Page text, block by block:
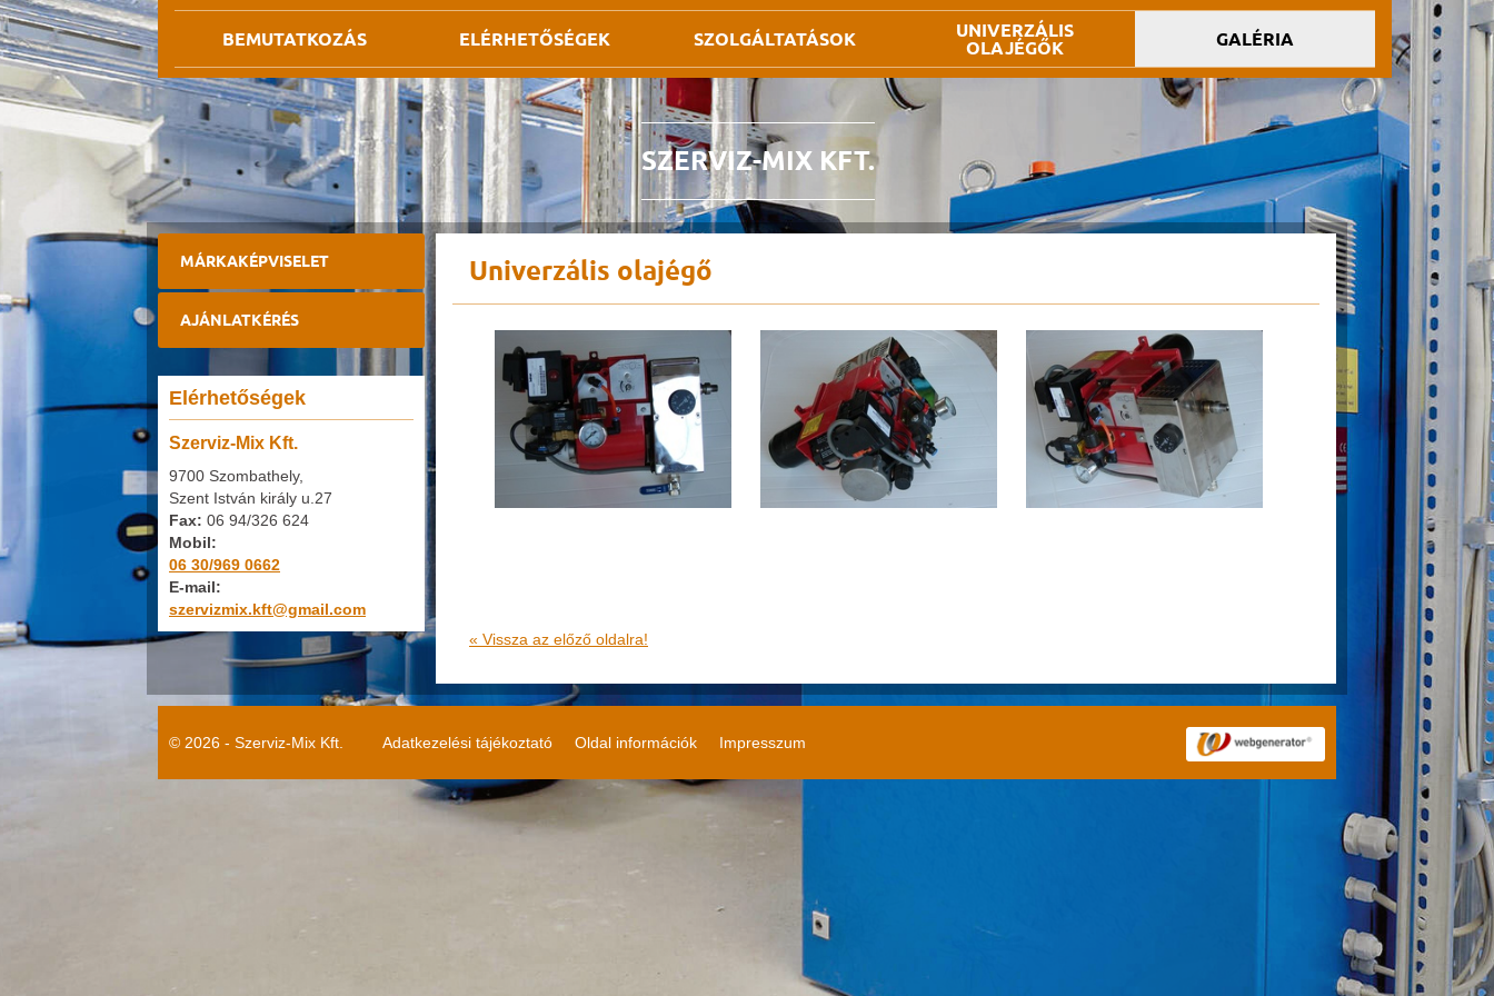
BEMUTATKOZÁS ELÉRHETŐSÉGEK SZOLGÁLTATÁSOK
UNIVERZÁLIS
OLAJÉGŐK
GALÉRIA
SZERVIZ-MIX KFT.
MÁRKAKÉPVISELET
AJÁNLATKÉRÉS
Elérhetőségek
Szerviz-Mix Kft.
9700 Szombathely,
Szent István király u.27
Fax: 06 94/326 624
Mobil:
06 30/969 0662
E-mail:
szervizmix.kft@gmail.com
Univerzális olajégő
« Vissza az előző oldalra!
© 2026 - Szerviz-Mix Kft. Adatkezelési tájékoztató Oldal információk Impresszum